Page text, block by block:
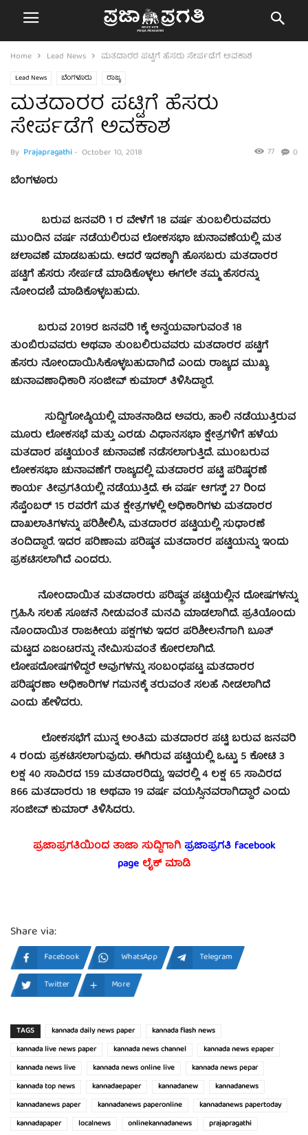
Home Lead News ಮತದಾರರ ಪಟ್ಟಿಗೆ ಹೆಸರು ಸೇರ್ಪಡೆಗೆ ಅವಕಾಶ
Lead News ಬೆಂಗಳೂರು ರಾಜ್ಯ
ಮತದಾರರ ಪಟ್ಟಿಗೆ ಹೆಸರು
ಸೇರ್ಪಡೆಗೆ ಅವಕಾಶ
By Prajapragathi- October 10, 2018 0
77
ಬೆಂಗಳೂರು
ಬರುವ ಜನವರಿ 1 ರ ವೇಳೆಗೆ 18 ವರ್ಷ ತುಂಬಲಿರುವವರು
ಮುಂದಿನ ವರ್ಷ ನಡೆಯಲಿರುವ ಲೋಕಸಭಾ ಚುನಾವಣೆಯಲ್ಲಿ ಮತ
ಚಲಾವಣೆ ಮಾಡಬಹುದು. ಆದರೆ ಇದಕ್ಕಾಗಿ ಹೊಸಬರು ಮತದಾರರ
ಪಟ್ಟಿಗೆ ಹೆಸರು ಸೇರ್ಪಡೆ ಮಾಡಿಕೊಳ್ಳಲು ಈಗಲೇ ತಮ್ಮ ಹೆಸರನ್ನು
ನೋಂದಣಿ ಮಾಡಿಕೊಳ್ಳಬಹುದು.
ಬರುವ 2019ರ ಜನವರಿ 1ಕ್ಕೆ ಅನ್ವಯವಾಗುವಂತೆ 18
ತುಂಬಿರುವವರು ಅಥವಾ ತುಂಬಲಿರುವವರು ಮತದಾರರ ಪಟ್ಟಿಗೆ
ಹೆಸರು ನೋಂದಾಯಿಸಿಕೊಳ್ಳಬಹುದಾಗಿದೆ ಎಂದು ರಾಜ್ಯದ ಮುಖ್ಯ
ಚುನಾವಣಾಧಿಕಾರಿ ಸಂಜೀವ್ ಕುಮಾರ್ ತಿಳಿಸಿದ್ದಾರೆ.
ಸುದ್ದಿಗೋಷ್ಠಿಯಲ್ಲಿ ಮಾತನಾಡಿದ ಅವರು, ಹಾಲಿ ನಡೆಯುತ್ತಿರುವ
ಮೂರು ಲೋಕಸಭೆ ಮತ್ತು ಎರಡು ವಿಧಾನಸಭಾ ಕ್ಷೇತ್ರಗಳಿಗೆ ಹಳೆಯ
ಮತದಾರ ಪಟ್ಟಿಯಂತೆ ಚುನಾವಣೆ ನಡೆಸಲಾಗುತ್ತಿದೆ. ಮುಂಬರುವ
ಲೋಕಸಭಾ ಚುನಾವಣೆಗೆ ರಾಜ್ಯದಲ್ಲಿ ಮತದಾರರ ಪಟ್ಟಿ ಪರಿಷ್ಕರಣೆ
ಕಾರ್ಯ ತೀವ್ರಗತಿಯಲ್ಲಿ ನಡೆಯುತ್ತಿದೆ. ಈ ವರ್ಷ ಆಗಸ್ಟ್ 27 ರಿಂದ
ಸೆಪ್ಟೆಂಬರ್ 15 ರವರೆಗೆ ಮತ ಕ್ಷೇತ್ರಗಳಲ್ಲಿ ಅಧಿಕಾರಿಗಳು ಮತದಾರರ
ದಾಖಲಾತಿಗಳನ್ನು ಪರಿಶೀಲಿಸಿ, ಮತದಾರರ ಪಟ್ಟಿಯಲ್ಲಿ ಸುಧಾರಣೆ
ತಂದಿದ್ದಾರೆ. ಇದರ ಪರಿಣಾಮ ಪರಿಷ್ಕತ ಮತದಾರರ ಪಟ್ಟಿಯನ್ನು ಇಂದು
ಪ್ರಕಟಿಸಲಾಗಿದೆ ಎಂದರು.
ನೋಂದಾಯಿತ ಮತದಾರರು ಪರಿಷ್ಕ್ರತ ಪಟ್ಟಿಯಲ್ಲಿನ ದೋಷಗಳನ್ನು
ಗ್ರಹಿಸಿ ಸಲಹೆ ಸೂಚನೆ ನೀಡುವಂತೆ ಮನವಿ ಮಾಡಲಾಗಿದೆ. ಪ್ರತಿಯೊಂದು
ನೊಂದಾಯಿತ ರಾಜಕೀಯ ಪಕ್ಷಗಳು ಇದರ ಪರಿಶೀಲನೆಗಾಗಿ ಬೂತ್
ಮಟ್ಟದ ಏಜಂಟರನ್ನು ನೇಮಿಸುವಂತೆ ಕೋರಲಾಗಿದೆ.
ಲೋಪದೋಷಗಳಿದ್ದರೆ ಅವುಗಳನ್ನು ಸಂಬಂಧಪಟ್ಟ ಮತದಾರರ
ಪರಿಷ್ಕರಣಾ ಅಧಿಕಾರಿಗಳ ಗಮನಕ್ಕೆ ತರುವಂತೆ ಸಲಹೆ ನೀಡಲಾಗಿದೆ
ಎಂದು ಹೇಳಿದರು.
ಲೋಕಸಭೆಗೆ ಮುನ್ನ ಅಂತಿಮ ಮತದಾರರ ಪಟ್ಟಿ ಬರುವ ಜನವರಿ
4 ರಂದು ಪ್ರಕಟಿಸಲಾಗುವುದು. ಈಗಿರುವ ಪಟ್ಟಿಯಲ್ಲಿ ಒಟ್ಟು 5 ಕೋಟಿ 3
ಲಕ್ಷ 40 ಸಾವಿರದ 159 ಮತದಾರರಿದ್ದು, ಇವರಲ್ಲಿ 4 ಲಕ್ಷ 65 ಸಾವಿರದ
866 ಮತದಾರರು 18 ಅಥವಾ 19 ವರ್ಷ ವಯಸ್ಸಿನವರಾಗಿದ್ದಾರೆ ಎಂದು
ಸಂಜೀವ್ ಕುಮಾರ್ ತಿಳಿಸಿದರು.
ಪ್ರಜಾಪ್ರಗತಿಯಿಂದ ತಾಜಾ ಸುದ್ದಿಗಾಗಿಪ್ರಜಾಪ್ರಗತಿ facebook
page ಲೈಕ್ ಮಾಡಿ
Share via:
Facebook WhatsApp
Telegram
Twitter
More
TAGS kannada daily news paper
kannada flash news
kannada live news paper
kannada news channel
kannada news epaper
kannada news live
kannada news online live
kannada news pepar
kannada top news
kannadaepaper kannadanew
kannadanews
kannadanews paper
kannadanews paperonline
kannadanews papertoday
kannadapaper
localnews onlinekannadanews
prajapragathi